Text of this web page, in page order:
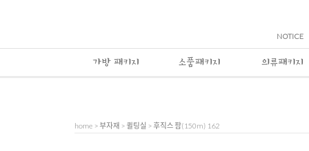
NOTICE
가방 패키지 소품패키지 의류패키지
home > 부자재 > 퀼팅실 > 후직스 팜(150m) 162